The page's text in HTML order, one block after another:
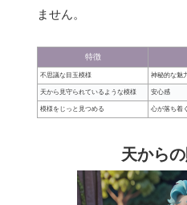
ません。
特徴
不思議な目玉模様 神秘的な魅
天から見守られているような模様 安心感
模様をじっと見つめる 心が落ち着
天から